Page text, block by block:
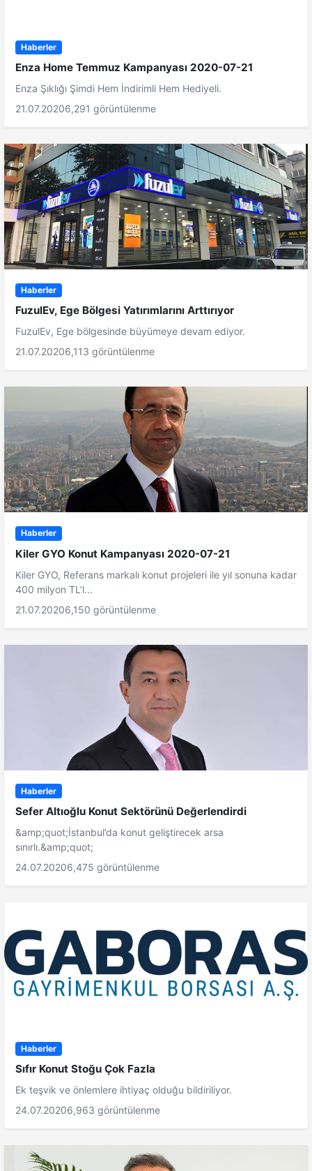
Haberler
Enza Home Temmuz Kampanyası 2020-07-21
Enza Şıklığı Şimdi Hem İndirimli Hem Hediyeli.
21.07.20206,291 görüntülenme
Haberler
FuzulEv, Ege Bölgesi Yatırımlarını Arttırıyor
FuzulEv, Ege bölgesinde büyümeye devam ediyor.
21.07.20206,113 görüntülenme
Haberler
Kiler GYO Konut Kampanyası 2020-07-21
Kiler GYO, Referans markalı konut projeleri ile yıl sonuna kadar
400 milyon TL’l...
21.07.20206,150 görüntülenme
Haberler
Sefer Altıoğlu Konut Sektörünü Değerlendirdi
&amp;quot;İstanbul’da konut geliştirecek arsa
sınırlı.&amp;quot;
24.07.20206,475 görüntülenme
Haberler
Sıfır Konut Stoğu Çok Fazla
Ek teşvik ve önlemlere ihtiyaç olduğu bildiriliyor.
24.07.20206,963 görüntülenme